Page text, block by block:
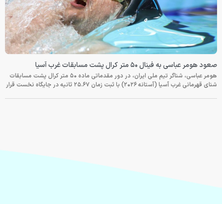
صعود هومر عباسی به فینال ۵۰ متر کرال پشت مسابقات غرب آسیا
هومر عباسی، شناگر تیم ملی ایران، در دور مقدماتی ماده ۵۰ متر کرال پشت مسابقات
شنای قهرمانی غرب آسیا (آستانه ۲۰۲۶) با ثبت زمان ۲۵.۶۷ ثانیه در جایگاه نخست قرار